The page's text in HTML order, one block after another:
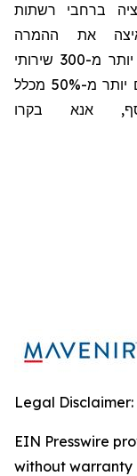
ברחבי רשתות
את ההמרה
לשימוש ברשתות מבוססות תוכנה עבור יותר מ-300 שירותי
תקשורת ביותר מ-120 מדינות, המשרתים יותר מ-50% מכלל
אנא בקרו
Legal Disclaimer:
EIN Presswire
without warranty